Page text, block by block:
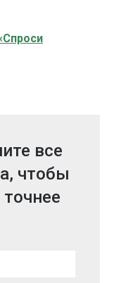
все
чтобы